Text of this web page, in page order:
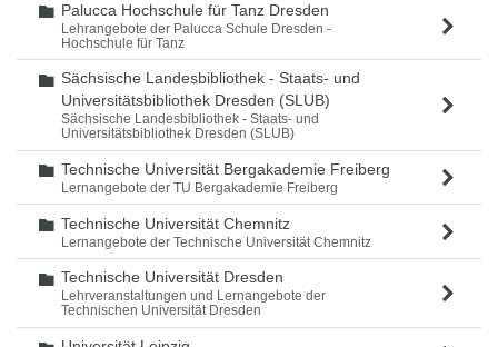
Ordner
Palucca Hochschule für Tanz Dresden
Lehrangebote der Palucca Schule Dresden -
Hochschule für Tanz
Ordner
Sächsische Landesbibliothek - Staats- und
Universitätsbibliothek Dresden (SLUB)
Sächsische Landesbibliothek - Staats- und
Universitätsbibliothek Dresden (SLUB)
Ordner
Technische Universität Bergakademie Freiberg
Lernangebote der TU Bergakademie Freiberg
Ordner
Technische Universität Chemnitz
Lernangebote der Technische Universität Chemnitz
Ordner
Technische Universität Dresden
Lehrveranstaltungen und Lernangebote der
Technischen Universität Dresden